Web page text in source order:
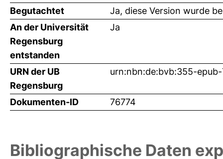
Begutachtet
Ja, diese Version wurde
An der Universität
Regensburg
entstanden
Ja
URN der UB
Regensburg
urn:nbn:de:bvb:355-
Dokumenten-ID 76774
Bibliographische Daten